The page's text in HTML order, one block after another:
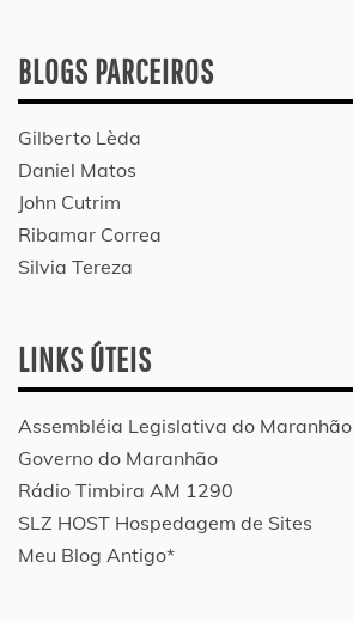
BLOGS PARCEIROS
Gilberto Lèda
Daniel Matos
John Cutrim
Ribamar Correa
Silvia Tereza
LINKS ÚTEIS
Assembléia Legislativa do Maranhão
Governo do Maranhão
Rádio Timbira AM 1290
SLZ HOST Hospedagem de Sites
Meu Blog Antigo*